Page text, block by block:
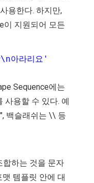
용한다. 하지만,
이 지원되어 모든
아라리요'
Sequence에는
사용할 수 있다. 예
백슬래쉬는 \\ 등
합하는 것을 문자
템플릿 안에 대